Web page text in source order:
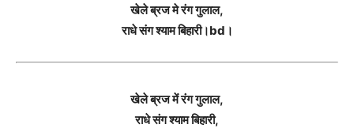
खेले ब्रज मे रंग गुलाल,
राधे संग श्याम बिहारी।bd।
खेले ब्रज में रंग गुलाल,
राधे संग श्याम बिहारी,